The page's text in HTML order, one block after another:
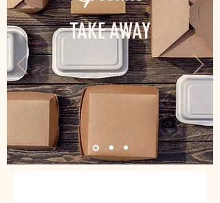
TAKE AWAY